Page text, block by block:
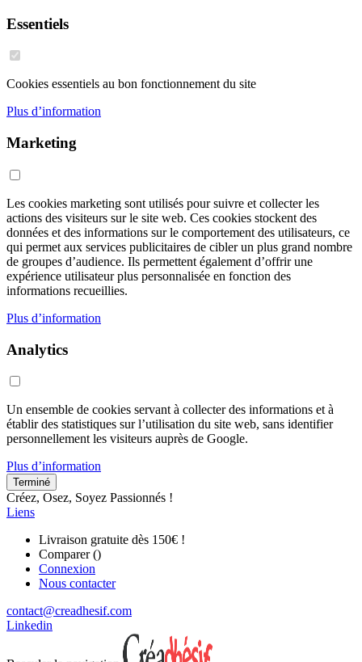
Essentiels
Cookies essentiels au bon fonctionnement du site
Plus d’information
Marketing
Les cookies marketing sont utilisés pour suivre et collecter les
actions des visiteurs sur le site web. Ces cookies stockent des
données et des informations sur le comportement des utilisateurs, ce
qui permet aux services publicitaires de cibler un plus grand nombre
de groupes d’audience. Ils permettent également d’offrir une
expérience utilisateur plus personnalisée en fonction des
informations recueillies.
Plus d’information
Analytics
Un ensemble de cookies servant à collecter des informations et à
établir des statistiques sur l’utilisation du site web, sans identifier
personnellement les visiteurs auprès de Google.
Plus d’information
Terminé
Créez, Osez, Soyez Passionnés !
Liens
Livraison gratuite dès 150€ !
Comparer ()
Connexion
Nous contacter
contact@creadhesif.com
Linkedin